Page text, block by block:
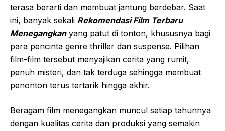
terasa berarti dan membuat jantung berdebar. Saat
ini, banyak sekali Rekomendasi Film Terbaru
Menegangkanyang patut di tonton, khususnya bagi
para pencinta genre thriller dan suspense. Pilihan
film-film tersebut menyajikan cerita yang rumit,
penuh misteri, dan tak terduga sehingga membuat
penonton terus tertarik hingga akhir.
Beragam film menegangkan muncul setiap tahunnya
dengan kualitas cerita dan produksi yang semakin